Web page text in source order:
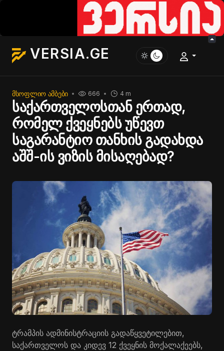
VERSIA.GE
ᲛᲡᲝᲤᲚᲘᲝ ᲐᲛᲑᲔᲑᲘ 4 m
666
საქართველოსთან ერთად,
რომელ ქვეყნებს უწევთ
საგარანტიო თანხის გადახდა
აშშ-ის ვიზის მისაღებად?
ტრამპის ადმინისტრაციის გადაწყვეტილებით,
საქართველოს და კიდევ 12 ქვეყნის მოქალაქეებს,